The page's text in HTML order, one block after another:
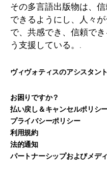
その多言語出版物は、
できるようにし、人々
で、共感でき、信頼で
う支援している。.
ヴィヴォティスのアシスタント
お困りですか？
払い戻し＆キャンセルポリシ
プライバシーポリシー
利用規約
法的通知
パートナーシップおよびメデ